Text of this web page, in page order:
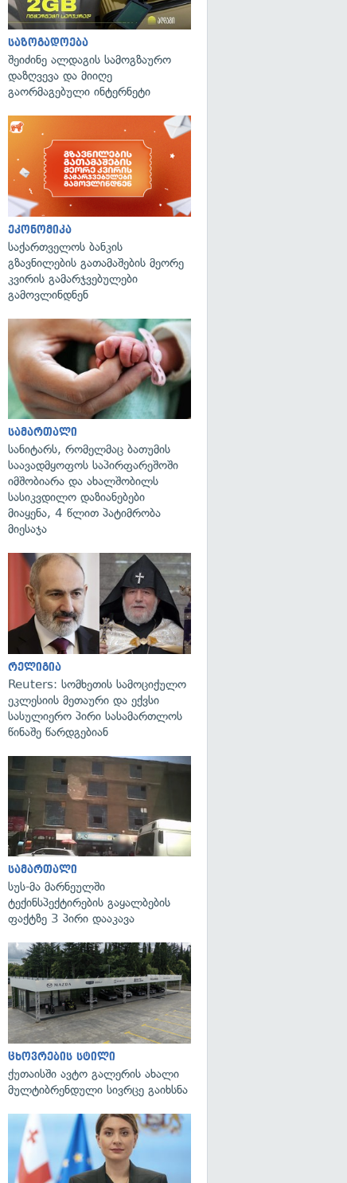
გადახედვა
გადახედვა
გადახედვა
საზოგადოება
შეიძინე ალდაგის სამოგზაურო
დაზღვევა და მიიღე
გაორმაგებული ინტერნეტი
ეკონომიკა
საქართველოს ბანკის
გზავნილების გათამაშების მეორე
კვირის გამარჯვებულები
გამოვლინდნენ
სამართალი
სანიტარს, რომელმაც ბათუმის
საავადმყოფოს საპირფარეშოში
იმშობიარა და ახალშობილს
სასიკვდილო დაზიანებები
მიაყენა, 4 წლით პატიმრობა
მიესაჯა
რელიგია
Reuters: სომხეთის სამოციქულო
ეკლესიის მეთაური და ექვსი
სასულიერო პირი სასამართლოს
წინაშე წარდგებიან
სამართალი
სუს-მა მარნეულში
ტექინსპექტირების გაყალბების
ფაქტზე 3 პირი დააკავა
ცხოვრების სტილი
ქუთაისში ავტო გალერის ახალი
მულტიბრენდული სივრცე გაიხსნა